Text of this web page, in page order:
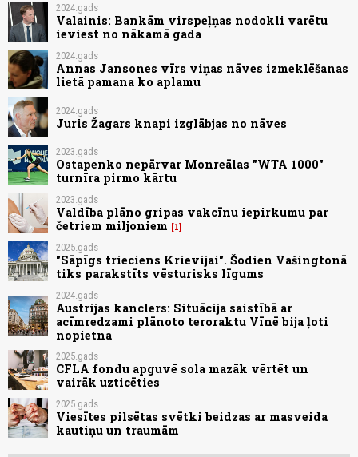
2024.gads
Valainis: Bankām virspeļņas nodokli varētu
ieviest no nākamā gada
2024.gads
Annas Jansones vīrs viņas nāves izmeklēšanas
lietā pamana ko aplamu
2024.gads
Juris Žagars knapi izglābjas no nāves
2023.gads
Ostapenko nepārvar Monreālas "WTA 1000"
turnīra pirmo kārtu
2023.gads
Valdība plāno gripas vakcīnu iepirkumu par
četriem miljoniem
1
2025.gads
"Sāpīgs trieciens Krievijai". Šodien Vašingtonā
tiks parakstīts vēsturisks līgums
2024.gads
Austrijas kanclers: Situācija saistībā ar
acīmredzami plānoto teroraktu Vīnē bija ļoti
nopietna
2025.gads
CFLA fondu apguvē sola mazāk vērtēt un
vairāk uzticēties
2025.gads
Viesītes pilsētas svētki beidzas ar masveida
kautiņu un traumām